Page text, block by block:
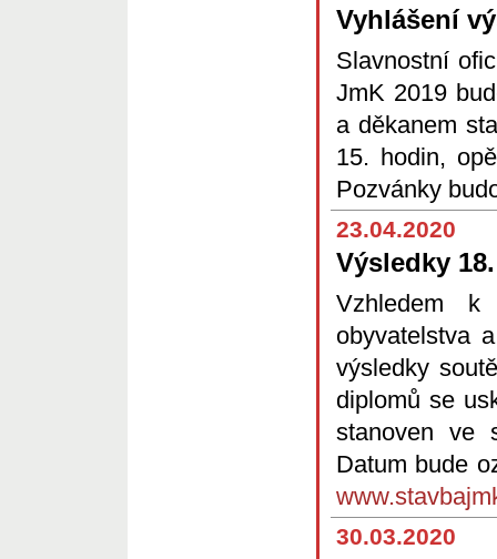
Vyhlášení
Slavnostní
JmK 2019
a děkanem
15. hodin,
Pozvánky
23.04.2020
Výsledky
Vzhledem k
obyvatelstva
výsledky
diplomů se
stanoven ve
Datum bude
30.03.2020